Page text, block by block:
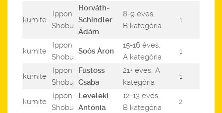
kumite
Ippon
Shobu
Horváth-
Schindler
Ádám
8-9 éves,
B kategória
1
kumite
Ippon
Shobu
Soós Áron
15-16 éves,
A kategória
1
kumite
Ippon
Shobu
Füstöss
Csaba
21+ éves, A
kategória
1
kumite
Ippon
Shobu
Leveleki
Antónia
12-13 éves,
B kategória
2